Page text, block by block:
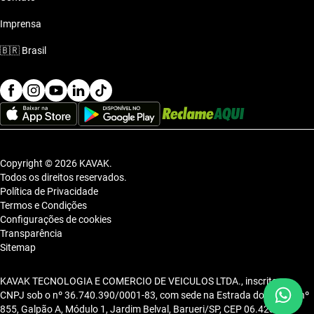
Imprensa
🇧🇷 Brasil
Copyright © 2026 KAVAK.
Todos os direitos reservados.
Política de Privacidade
Termos e Condições
Configurações de cookies
Transparência
Sitemap
KAVAK TECNOLOGIA E COMERCIO DE VEICULOS LTDA., inscrita no
CNPJ sob o nº 36.740.390/0001-83, com sede na Estrada dos Alpes, nº
855, Galpão A, Módulo 1, Jardim Belval, Barueri/SP, CEP 06.423-080